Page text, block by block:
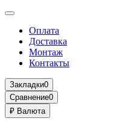
Оплата
Доставка
Монтаж
Контакты
Закладки0
Сравнение0
₽ Валюта